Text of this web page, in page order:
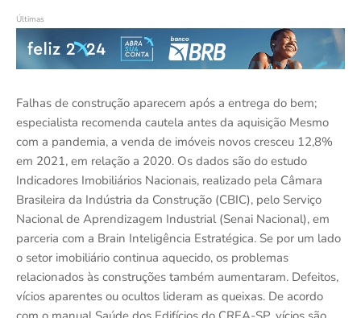
Últimas
Falhas de construção aparecem após a entrega do bem;
especialista recomenda cautela antes da aquisição Mesmo
com a pandemia, a venda de imóveis novos cresceu 12,8%
em 2021, em relação a 2020. Os dados são do estudo
Indicadores Imobiliários Nacionais, realizado pela Câmara
Brasileira da Indústria da Construção (CBIC), pelo Serviço
Nacional de Aprendizagem Industrial (Senai Nacional), em
parceria com a Brain Inteligência Estratégica. Se por um lado
o setor imobiliário continua aquecido, os problemas
relacionados às construções também aumentaram. Defeitos,
vícios aparentes ou ocultos lideram as queixas. De acordo